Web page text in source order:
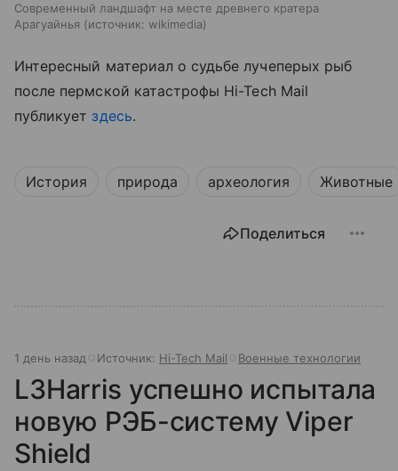
Современный ландшафт на месте древнего кратера
Арагуайнья
источник: wikimedia
Интересный материал о судьбе лучеперых рыб
после пермской катастрофы Hi-Tech Mail
публикует здесь.
История природа археология Животные
Поделиться
1 день назад Источник: Hi-Tech Mail Военные технологии
L3Harris успешно испытала
новую РЭБ-систему Viper
Shield